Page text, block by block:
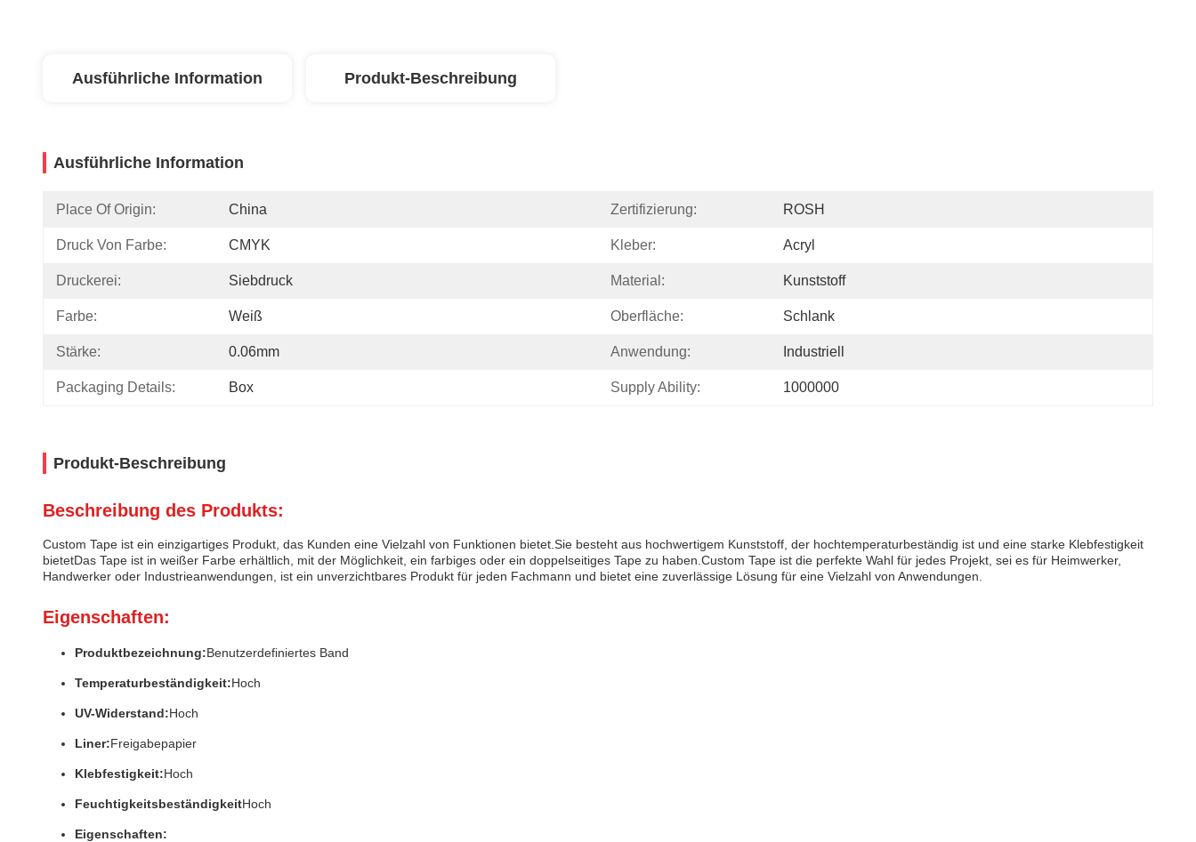
Ausführliche Information Produkt-Beschreibung
Ausführliche Information
Place Of Origin: China Zertifizierung: ROSH
Druck Von Farbe: CMYK Kleber: Acryl
Druckerei: Siebdruck Material: Kunststoff
Farbe: Weiß Oberfläche: Schlank
Stärke: 0.06mm Anwendung: Industriell
Packaging Details: Box Supply Ability: 1000000
Produkt-Beschreibung
Beschreibung des Produkts:
Custom Tape ist ein einzigartiges Produkt, das Kunden eine Vielzahl von Funktionen bietet.Sie besteht aus hochwertigem Kunststoff, der hochtemperaturbeständig ist und eine starke Klebfestigkeit
bietetDas Tape ist in weißer Farbe erhältlich, mit der Möglichkeit, ein farbiges oder ein doppelseitiges Tape zu haben.Custom Tape ist die perfekte Wahl für jedes Projekt, sei es für Heimwerker,
Handwerker oder Industrieanwendungen, ist ein unverzichtbares Produkt für jeden Fachmann und bietet eine zuverlässige Lösung für eine Vielzahl von Anwendungen.
Eigenschaften:
Produktbezeichnung:Benutzerdefiniertes Band
Temperaturbeständigkeit:Hoch
UV-Widerstand:Hoch
Liner:Freigabepapier
Klebfestigkeit:Hoch
FeuchtigkeitsbeständigkeitHoch
Eigenschaften: